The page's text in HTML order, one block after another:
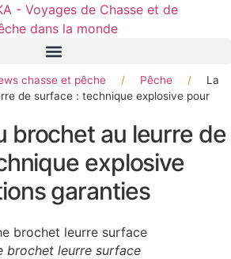
chasse et pêche / Pêche /
La
de surface : technique explosive pour
brochet au leurre de
explosive
garanties
brochet leurre surface
cookies